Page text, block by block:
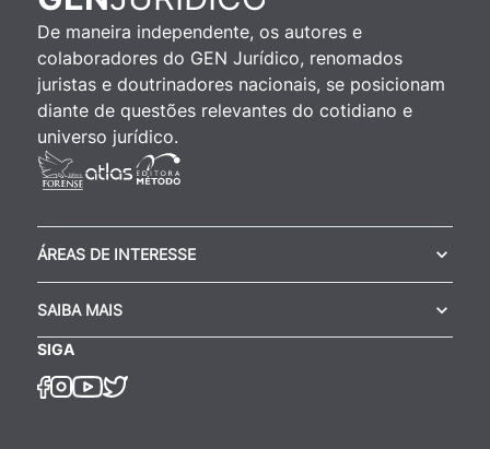
De maneira independente, os autores e
colaboradores do GEN Jurídico, renomados
juristas e doutrinadores nacionais, se posicionam
diante de questões relevantes do cotidiano e
universo jurídico.
ÁREAS DE INTERESSE
SAIBA MAIS
SIGA